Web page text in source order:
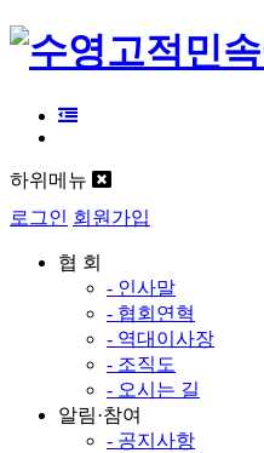
하위메뉴
로그인 회원가입
협 회
- 인사말
- 협회연혁
- 역대이사장
- 조직도
- 오시는 길
알림·참여
- 공지사항